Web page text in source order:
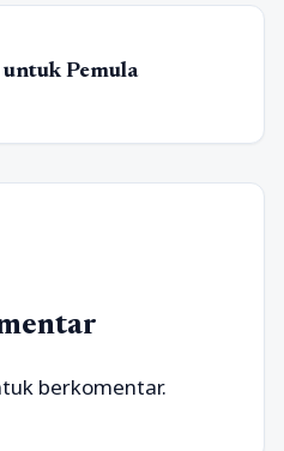
Pemula
berkomentar.